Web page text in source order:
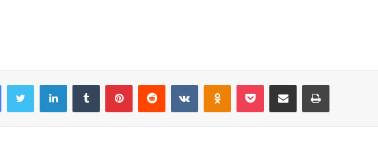
FacebookTwitter LinkedinTumblr PinterestReddit VK OK Pocket Compartilhar via e-mail Imprimir